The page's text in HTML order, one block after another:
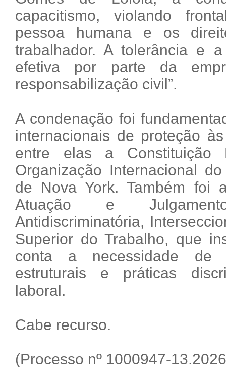
capacitismo, violando
pessoa humana e os
trabalhador. A tolerância e
efetiva por parte da
responsabilização civil”.
A condenação foi
internacionais de proteção
entre elas a Constituição
Organização Internacional
de Nova York. Também foi
Atuação e
Antidiscriminatória,
Superior do Trabalho, que
conta a necessidade de
estruturais e práticas
laboral.
Cabe recurso.
(Processo nº 1000947-